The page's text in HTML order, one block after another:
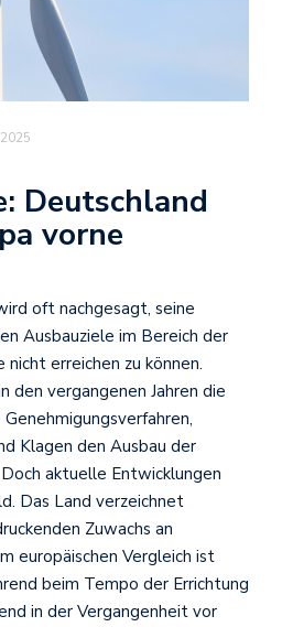
Deutschland
vorne
oft nachgesagt, seine
Ausbauziele im Bereich der
nicht erreichen zu können.
den vergangenen Jahren die
Klagen den Ausbau der
aktuelle Entwicklungen
Das Land verzeichnet
Zuwachs an
europäischen Vergleich ist
beim Tempo der Errichtung
in der Vergangenheit vor